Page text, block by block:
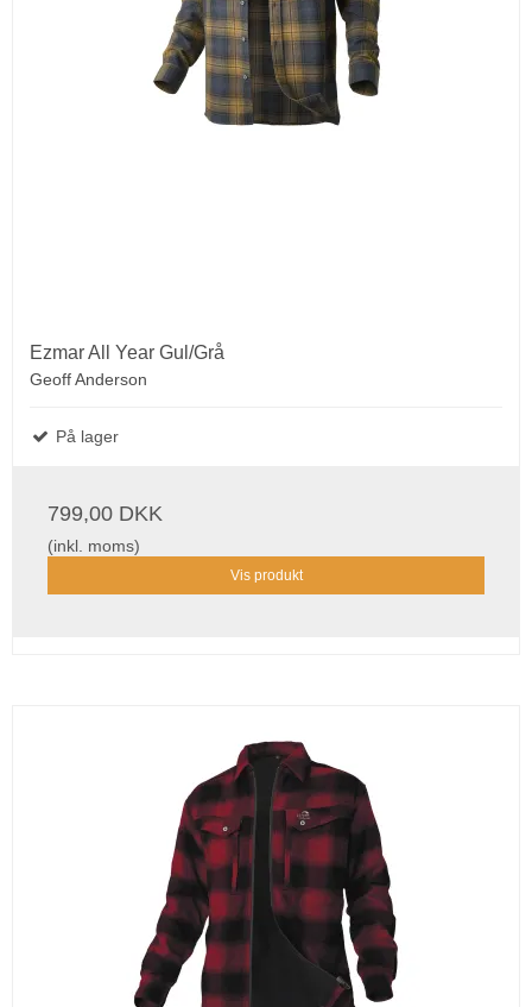
Ezmar All Year Gul/Grå
Geoff Anderson
På lager
799,00 DKK
(inkl. moms)
Vis produkt